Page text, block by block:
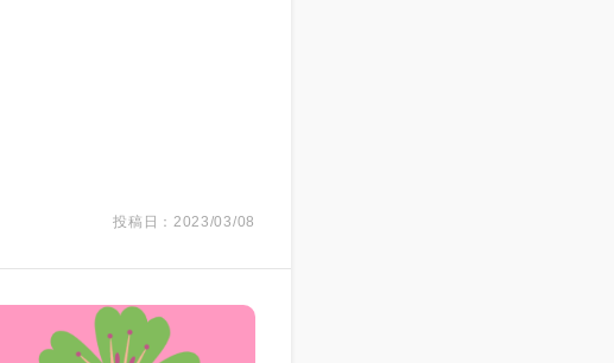
投稿日：2023/03/08